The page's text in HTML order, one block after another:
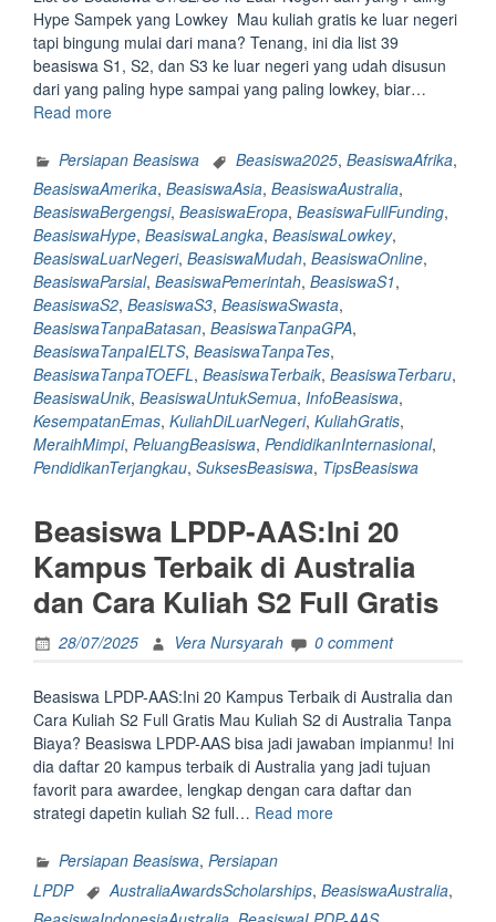
Hype Sampek yang Lowkey Mau kuliah gratis ke luar negeri
tapi bingung mulai dari mana? Tenang, ini dia list 39
beasiswa S1, S2, dan S3 ke luar negeri yang udah disusun
dari yang paling hype sampai yang paling lowkey, biar…
Read more“List
Beasiswa
S1/S2/S3
ke
Luar
Negeri
dari
yang
Paling
Hype
Sampek
yang
Lowkey “
Persiapan Beasiswa Beasiswa2025, BeasiswaAfrika,
BeasiswaAmerika, BeasiswaAsia, BeasiswaAustralia,
BeasiswaBergengsi, BeasiswaEropa, BeasiswaFullFunding,
BeasiswaHype, BeasiswaLangka, BeasiswaLowkey,
BeasiswaLuarNegeri, BeasiswaMudah, BeasiswaOnline,
BeasiswaParsial, BeasiswaPemerintah, BeasiswaS1,
BeasiswaS2, BeasiswaS3, BeasiswaSwasta,
BeasiswaTanpaBatasan, BeasiswaTanpaGPA,
BeasiswaTanpaIELTS, BeasiswaTanpaTes,
BeasiswaTanpaTOEFL, BeasiswaTerbaik, BeasiswaTerbaru,
BeasiswaUnik, BeasiswaUntukSemua, InfoBeasiswa,
KesempatanEmas, KuliahDiLuarNegeri, KuliahGratis,
MeraihMimpi, PeluangBeasiswa, PendidikanInternasional,
PendidikanTerjangkau, SuksesBeasiswa, TipsBeasiswa
Beasiswa LPDP-AAS:Ini 20
Kampus Terbaik di Australia
dan Cara Kuliah S2 Full Gratis
28/07/2025 Vera Nursyarah 0 comment
Beasiswa LPDP-AAS:Ini 20 Kampus Terbaik di Australia dan
Cara Kuliah S2 Full Gratis Mau Kuliah S2 di Australia Tanpa
Biaya? Beasiswa LPDP-AAS bisa jadi jawaban impianmu! Ini
dia daftar 20 kampus terbaik di Australia yang jadi tujuan
favorit para awardee, lengkap dengan cara daftar dan
strategi dapetin kuliah S2 full… Read more“<strong>Beasiswa
Persiapan Beasiswa, Persiapan
LPDP
AustraliaAwardsScholarships, BeasiswaAustralia,